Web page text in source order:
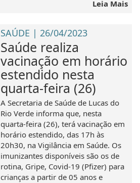
Leia Mais
SAÚDE | 26/04/2023
Saúde realiza
vacinação em horário
estendido nesta
quarta-feira (26)
A Secretaria de Saúde de Lucas do
Rio Verde informa que, nesta
quarta-feira (26), terá vacinação em
horário estendido, das 17h às
20h30, na Vigilância em Saúde. Os
imunizantes disponíveis são os de
rotina, Gripe, Covid-19 (Pfizer) para
crianças a partir de 05 anos e